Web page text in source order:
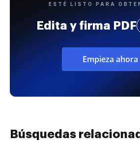
ESTÉ LISTO PARA
Edita y firma PDF
Empieza ahora
Búsquedas